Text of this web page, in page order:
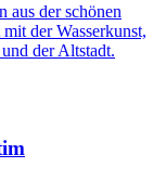
aus der schönen
der Wasserkunst,
der Altstadt.